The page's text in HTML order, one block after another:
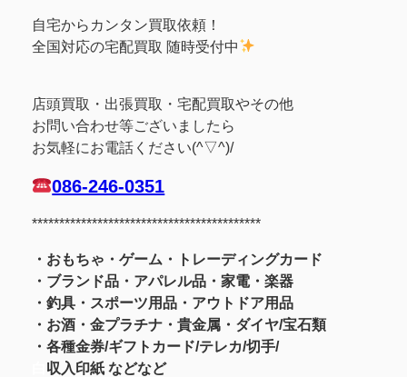
自宅からカンタン買取依頼！
全国対応の宅配買取 随時受付中
店頭買取・出張買取・宅配買取やその他
お問い合わせ等ございましたら
お気軽にお電話ください(^▽^)/
086-246-0351
******************************************
・おもちゃ・ゲーム・トレーディングカード
・ブランド品・アパレル品・家電・楽器
・釣具・スポーツ用品・アウトドア用品
・お酒・金プラチナ・貴金属・ ダイヤ/宝石類
・各種金券/ギフトカード/テレカ/切手/
収入印紙 などなど